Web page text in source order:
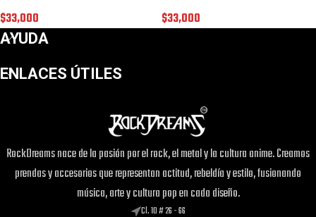
$33,000 $33,000
AYUDA
ENLACES ÚTILES
RockDreams nace de la pasión por el rock, el metal y la cultura anime. Creamos
prendas y accesorios que representan actitud, rebeldía y estilo, fusionando
música, arte y cultura pop en cada diseño.
Cl. 10 # 26 - 66